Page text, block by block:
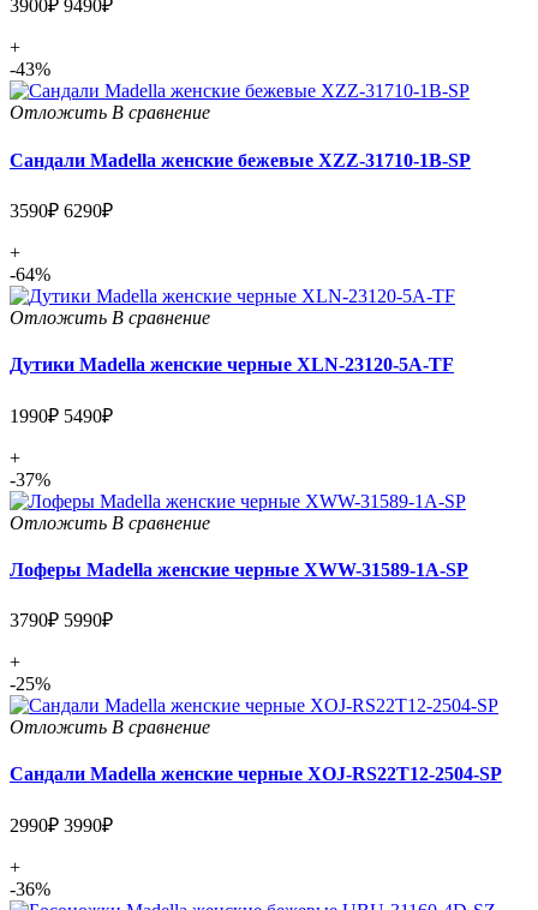
3900₽ 9490₽
+
-43%
Отложить В сравнение
Сандали Madella женские бежевые XZZ-31710-1B-SP
3590₽ 6290₽
+
-64%
Отложить В сравнение
Дутики Madella женские черные XLN-23120-5A-TF
1990₽ 5490₽
+
-37%
Отложить В сравнение
Лоферы Madella женские черные XWW-31589-1A-SP
3790₽ 5990₽
+
-25%
Отложить В сравнение
Сандали Madella женские черные XOJ-RS22T12-2504-SP
2990₽ 3990₽
+
-36%